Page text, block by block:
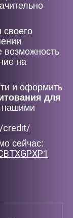
своего
возможность
на
и оформить
для
нашими
credit/
сейчас: